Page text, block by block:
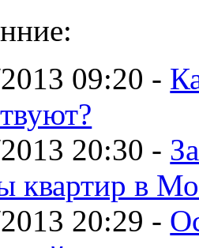
09:20 -
20:30 -
квартир в
20:29 -